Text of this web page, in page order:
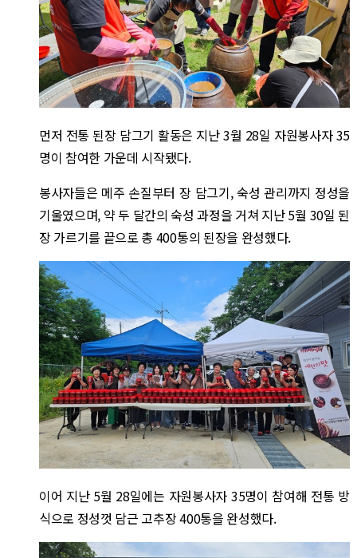
먼저 전통 된장 담그기 활동은 지난 3월 28일 자원봉사자 35
명이 참여한 가운데 시작됐다.
봉사자들은 메주 손질부터 장 담그기, 숙성 관리까지 정성을
기울였으며, 약 두 달간의 숙성 과정을 거쳐 지난 5월 30일 된
장 가르기를 끝으로 총 400통의 된장을 완성했다.
이어 지난 5월 28일에는 자원봉사자 35명이 참여해 전통 방
식으로 정성껏 담근 고추장 400통을 완성했다.